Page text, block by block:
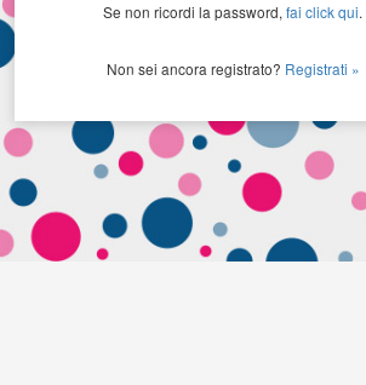
Se non ricordi la password, fai click qui.
Non sei ancora registrato? Registrati »